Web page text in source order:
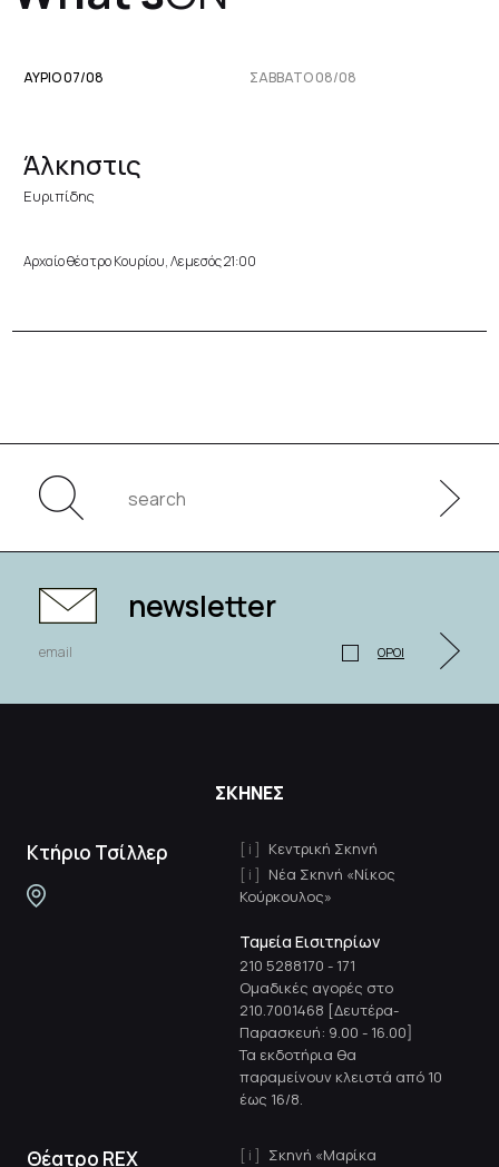
ΑΥΡΙΟ 07/08 ΣΆΒΒΑΤΟ 08/08
Άλκηστις
Ευριπίδης
Αρχαίο θέατρο Κουρίου, Λεμεσός 21:00
newsletter
ΟΡΟΙ
ΣΚΗΝΕΣ
Κτήριο Τσίλλερ
Κεντρική Σκηνή
Νέα Σκηνή «Νίκος
Κούρκουλος»
Ταμεία Εισιτηρίων
210 5288170 - 171
Ομαδικές αγορές στο
210.7001468 [Δευτέρα-
Παρασκευή: 9.00 - 16.00]
Τα εκδοτήρια θα
παραμείνουν κλειστά από 10
έως 16/8.
Θέατρο REX
Σκηνή «Μαρίκα